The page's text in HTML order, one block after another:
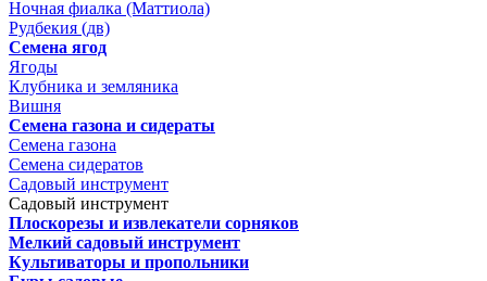
Ночная фиалка (Маттиола)
Рудбекия (дв)
Семена ягод
Ягоды
Клубника и земляника
Вишня
Семена газона и сидераты
Семена газона
Семена сидератов
Садовый инструмент
Садовый инструмент
Плоскорезы и извлекатели сорняков
Мелкий садовый инструмент
Культиваторы и пропольники